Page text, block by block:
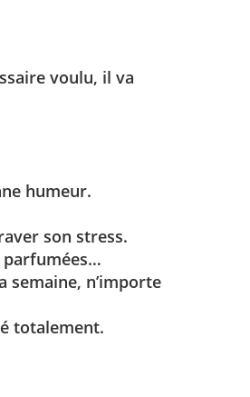
voulu, il va
humeur.
son stress.
parfumées…
n’importe
totalement.